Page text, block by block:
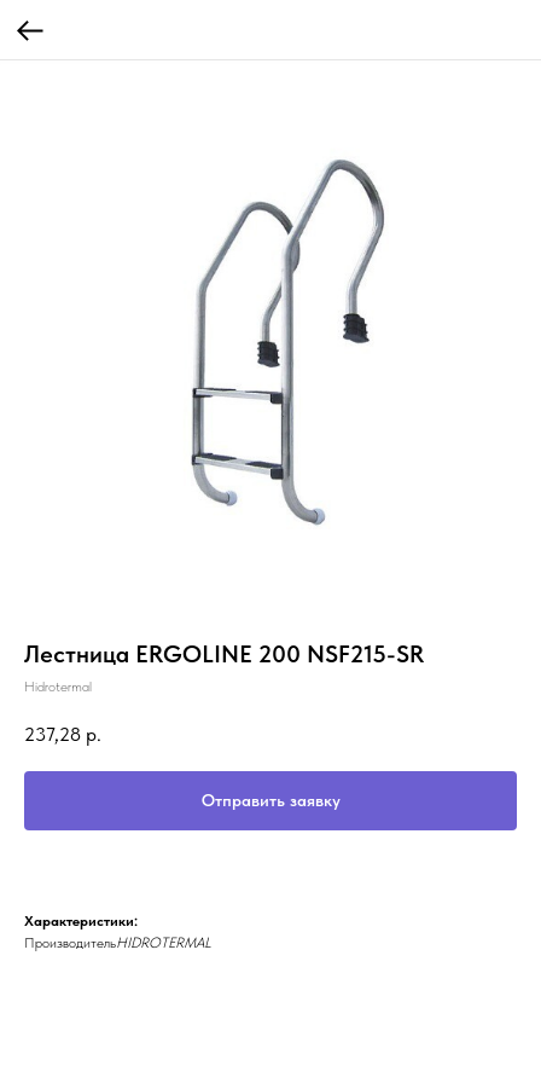
Лестница ERGOLINE 200 NSF215-SR
Hidrotermal
237,28 р.
Отправить заявку
Характеристики:
ПроизводительHIDROTERMAL